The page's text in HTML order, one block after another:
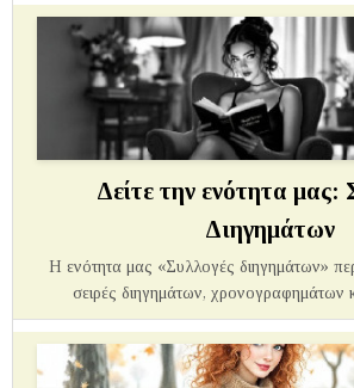
Δείτε την ενότητα μας:
Διηγημάτων
Η ενότητα μας «Συλλογές διηγημάτων»
σειρές διηγημάτων, χρονογραφημάτων